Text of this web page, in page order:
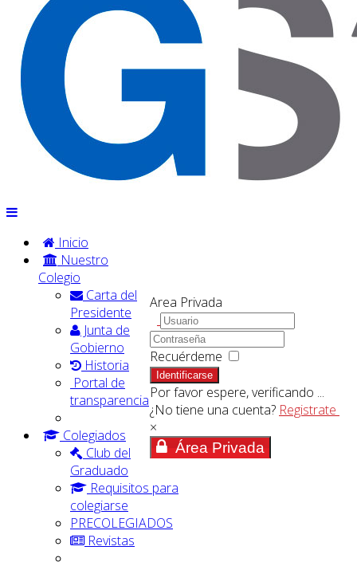
Area Privada
Recuérdeme
Identificarse
Por favor espere, verificando ...
¿No tiene una cuenta? Registrate
×
Área Privada
Inicio
Nuestro
Colegio
Carta del
Presidente
Junta de
Gobierno
Historia
Portal de
transparencia
Colegiados
Club del
Graduado
Requisitos para
colegiarse
PRECOLEGIADOS
Revistas